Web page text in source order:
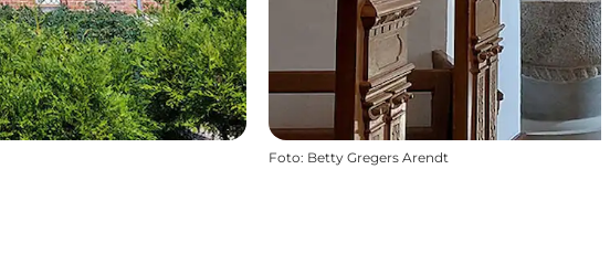
Foto: Betty Gregers Arendt